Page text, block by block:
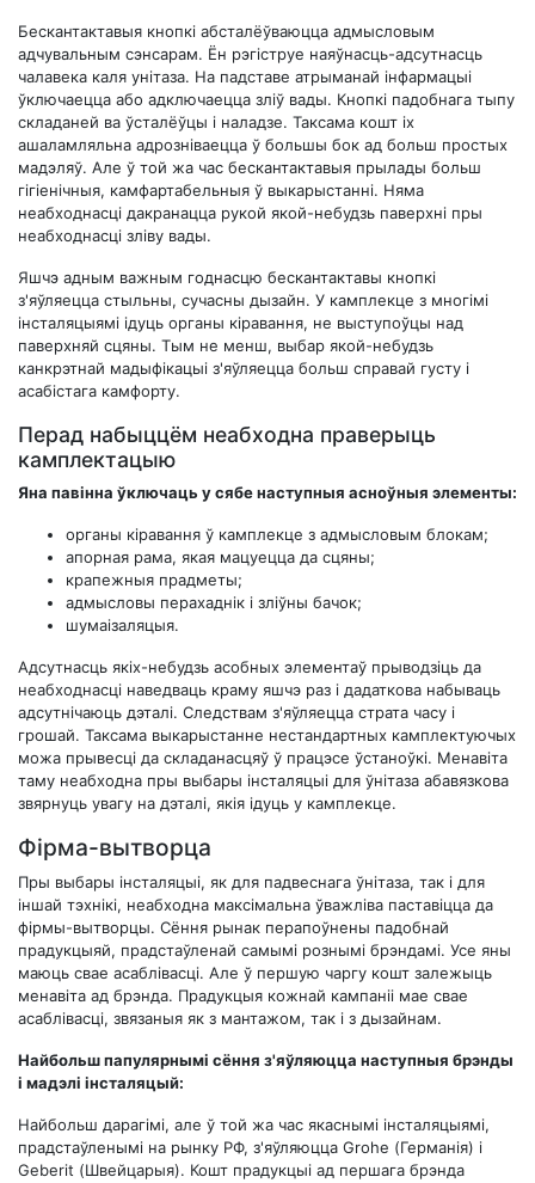
Бескантактавыя кнопкі абсталёўваюцца адмысловым
адчувальным сэнсарам. Ён рэгіструе наяўнасць-адсутнасць
чалавека каля унітаза. На падставе атрыманай інфармацыі
ўключаецца або адключаецца зліў вады. Кнопкі падобнага тыпу
складаней ва ўсталёўцы і наладзе. Таксама кошт іх
ашаламляльна адрозніваецца ў большы бок ад больш простых
мадэляў. Але ў той жа час бескантактавыя прылады больш
гігіенічныя, камфартабельныя ў выкарыстанні. Няма
неабходнасці дакранацца рукой якой-небудзь паверхні пры
неабходнасці зліву вады.
Яшчэ адным важным годнасцю бескантактавы кнопкі
з'яўляецца стыльны, сучасны дызайн. У камплекце з многімі
інсталяцыямі ідуць органы кіравання, не выступоўцы над
паверхняй сцяны. Тым не менш, выбар якой-небудзь
канкрэтнай мадыфікацыі з'яўляецца больш справай густу і
асабістага камфорту.
Перад набыццём неабходна праверыць
камплектацыю
Яна павінна ўключаць у сябе наступныя асноўныя элементы:
органы кіравання ў камплекце з адмысловым блокам;
апорная рама, якая мацуецца да сцяны;
крапежныя прадметы;
адмысловы перахаднік і зліўны бачок;
шумаізаляцыя.
Адсутнасць якіх-небудзь асобных элементаў прыводзіць да
неабходнасці наведваць краму яшчэ раз і дадаткова набываць
адсутнічаюць дэталі. Следствам з'яўляецца страта часу і
грошай. Таксама выкарыстанне нестандартных камплектуючых
можа прывесці да складанасцяў ў працэсе ўстаноўкі. Менавіта
таму неабходна пры выбары інсталяцыі для ўнітаза абавязкова
звярнуць увагу на дэталі, якія ідуць у камплекце.
Фірма-вытворца
Пры выбары інсталяцыі, як для падвеснага ўнітаза, так і для
іншай тэхнікі, неабходна максімальна ўважліва паставіцца да
фірмы-вытворцы. Сёння рынак перапоўнены падобнай
прадукцыяй, прадстаўленай самымі рознымі брэндамі. Усе яны
маюць свае асаблівасці. Але ў першую чаргу кошт залежыць
менавіта ад брэнда. Прадукцыя кожнай кампаніі мае свае
асаблівасці, звязаныя як з мантажом, так і з дызайнам.
Найбольш папулярнымі сёння з'яўляюцца наступныя брэнды
і мадэлі інсталяцый:
Найбольш дарагімі, але ў той жа час якаснымі інсталяцыямі,
прадстаўленымі на рынку РФ, з'яўляюцца Grohe (Германія) і
Geberit (Швейцарыя). Кошт прадукцыі ад першага брэнда